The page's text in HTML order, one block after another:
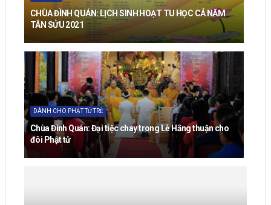
CHÙA ĐÌNH QUÁN: LỊCH SINH HOẠT TU HỌC CẢ NĂM
TÂN SỬU 2021
DÀNH CHO PHẬT TỬ TRẺ
Chùa Đình Quán: Đại tiệc chay trong Lễ Hằng thuận cho
đôi Phật tử